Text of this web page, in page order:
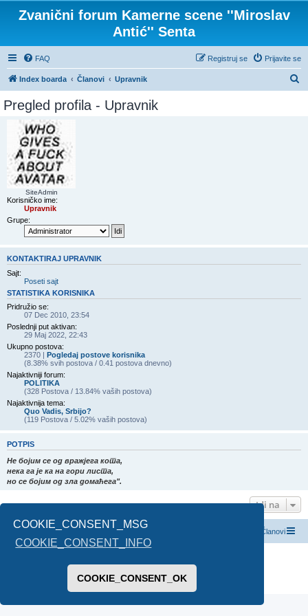
COOKIE_CONSENT_MSG
COOKIE_CONSENT_INFO
COOKIE_CONSENT_OK
Zvanični forum Kamerne scene ''Miroslav
Antić'' Senta
FAQ Prijavite se
Registruj se
Index boarda Članovi Upravnik
Pregled profila - Upravnik
SiteAdmin
Korisničko ime:
Upravnik
Grupe:
KONTAKTIRAJ UPRAVNIK
Sajt:
Poseti sajt
STATISTIKA KORISNIKA
Pridružio se:
07 Dec 2010, 23:54
Poslednji put aktivan:
29 Maj 2022, 22:43
Ukupno postova:
2370 | Pogledaj postove korisnika
(8.38% svih postova / 0.41 postova dnevno)
Najaktivniji forum:
POLITIKA
(328 Postova / 13.84% vaših postova)
Najaktivnija tema:
Quo Vadis, Srbijo?
(119 Postova / 5.02% vaših postova)
POTPIS
Не бојим се од вражјега кота,
нека га је ка на гори листа,
но се бојим од зла домаћега".
Idi na
Index boarda Članovi
www.CyberCom.rs
PRIVACY_LINK|TERMS_LINK